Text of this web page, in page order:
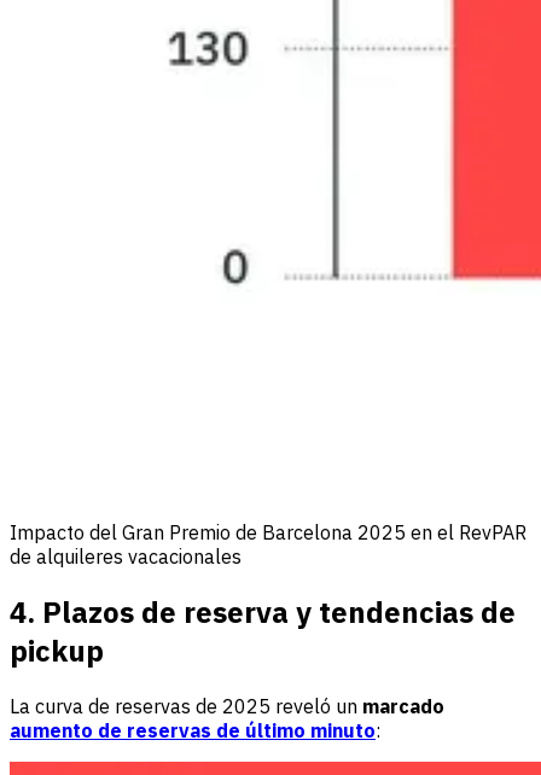
Impacto del Gran Premio de Barcelona 2025 en el RevPAR
de alquileres vacacionales
4. Plazos de reserva y tendencias de
pickup
La curva de reservas de 2025 reveló un marcado
aumento de reservas de último minuto: